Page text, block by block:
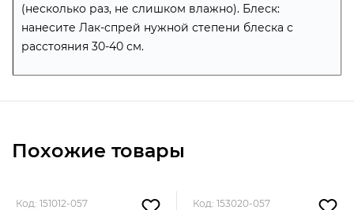
(несколько раз, не слишком влажно). Блеск:
нанесите Лак-спрей нужной степени блеска с
расстояния 30-40 см.
Похожие товары
Код: 151012-057 Код: 153020-057